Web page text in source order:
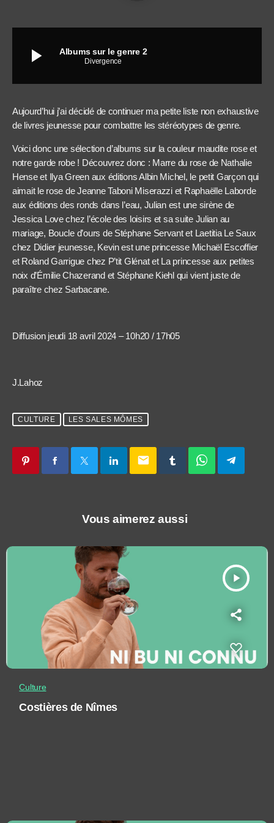
play_arrow Albums sur le genre 2
Divergence
Aujourd’hui j’ai décidé de continuer ma petite liste non exhaustive
de livres jeunesse pour combattre les stéréotypes de genre.
Voici donc une sélection d’albums sur la couleur maudite rose et
notre garde robe ! Découvrez donc : Marre du rose de Nathalie
Hense et Ilya Green aux éditions Albin Michel, le petit Garçon qui
aimait le rose de Jeanne Taboni Miserazzi et Raphaëlle Laborde
aux éditions des ronds dans l’eau, Julian est une sirène de
Jessica Love chez l’école des loisirs et sa suite Julian au
mariage, Boucle d’ours de Stéphane Servant et Laetitia Le Saux
chez Didier jeunesse, Kevin est une princesse Michaël Escoffier
et Roland Garrigue chez P’tit Glénat et La princesse aux petites
noix d’Émilie Chazerand et Stéphane Kiehl qui vient juste de
paraître chez Sarbacane.
Diffusion jeudi 18 avril 2024 – 10h20 / 17h05
J.Lahoz
CULTURE LES SALES MÔMES
email
Vous aimerez aussi
play_arrow
Culture
Costières de Nîmes